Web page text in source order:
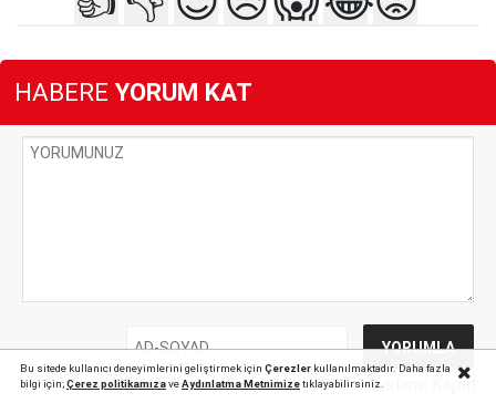
HABERE YORUM KAT
Bu sitede kullanıcı deneyimlerini geliştirmek için Çerezlerkullanılmaktadır. Daha fazla
bilgi için;Çerez politikamızaveAydınlatma Metnimizetıklayabilirsiniz.Reklamı Kapat